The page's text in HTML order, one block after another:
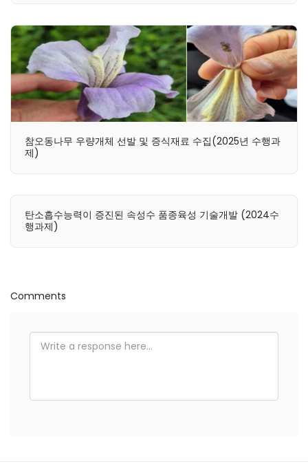
참오동나무 우량개체 선발 및 증식재료 수집(2025년 수행과
제)
탄소흡수능력이 증진된 속성수 품종육성 기술개발 (2024수
행과제)
Comments